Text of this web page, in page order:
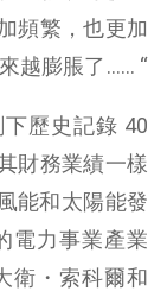
頻繁，也更加
越膨脹了…… “
歷史記錄 40
財務業績一樣
能和太陽能發
電力事業產業
衛・索科爾和